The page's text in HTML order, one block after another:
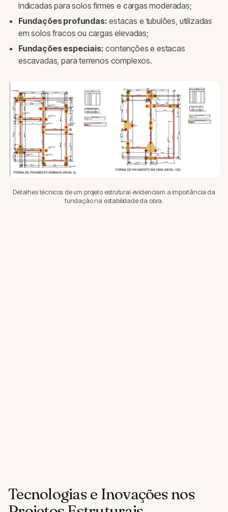
indicadas para solos firmes e cargas moderadas;
Fundações profundas: estacas e tubulões, utilizadas
em solos fracos ou cargas elevadas;
Fundações especiais: contenções e estacas
escavadas, para terrenos complexos.
Detalhes técnicos de um projeto estrutural evidenciam a importância da
fundação na estabilidade da obra.
Tecnologias e Inovações nos